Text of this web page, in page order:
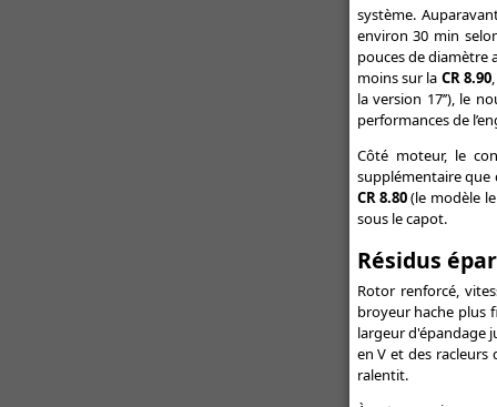
système.
environ 30 min
pouces de diamètre
moins sur la CR 8.90
la version 17’’), le
performances de
Côté moteur, le
supplémentaire que
CR 8.80(le modèle
sous le capot.
Résidus
Rotor renforcé,
broyeur hache plus
largeur d'épandage
en V et des
ralentit.